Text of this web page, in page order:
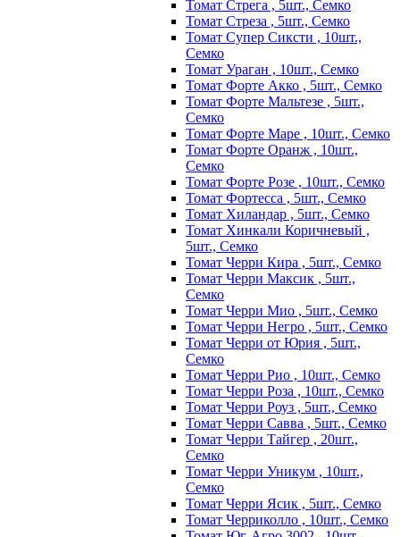
Томат Стрега , 5шт., Семко
Томат Стреза , 5шт., Семко
Томат Супер Сиксти , 10шт.,
Семко
Томат Ураган , 10шт., Семко
Томат Форте Акко , 5шт., Семко
Томат Форте Мальтезе , 5шт.,
Семко
Томат Форте Маре , 10шт., Семко
Томат Форте Оранж , 10шт.,
Семко
Томат Форте Розе , 10шт., Семко
Томат Фортесса , 5шт., Семко
Томат Хиландар , 5шт., Семко
Томат Хинкали Коричневый ,
5шт., Семко
Томат Черри Кира , 5шт., Семко
Томат Черри Максик , 5шт.,
Семко
Томат Черри Мио , 5шт., Семко
Томат Черри Негро , 5шт., Семко
Томат Черри от Юрия , 5шт.,
Семко
Томат Черри Рио , 10шт., Семко
Томат Черри Роза , 10шт., Семко
Томат Черри Роуз , 5шт., Семко
Томат Черри Савва , 5шт., Семко
Томат Черри Тайгер , 20шт.,
Семко
Томат Черри Уникум , 10шт.,
Семко
Томат Черри Ясик , 5шт., Семко
Томат Черриколло , 10шт., Семко